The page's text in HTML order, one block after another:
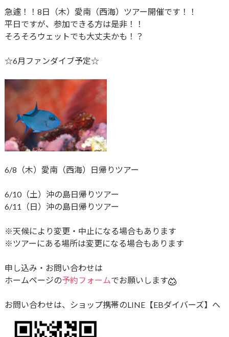
急遽！！8日（木）愛南（西海）ツアー開催です！！
平日ですが、参加できる方は是非！！
そろそろウェットでも大丈夫かも！？
☆6月ファンダイブ予定☆
6/8（木）愛南（西海）日帰りツアー
6/10（土）沖の島日帰りツアー
6/11（日）沖の島日帰りツアー
※天候により変更・中止になる場合もあります
※ツアーにある場所は変更になる場合もあります
申し込み・お問い合わせは
ホームページの予約フォームでお願いします
お問い合わせは、ショップ携帯のLINE【EBダイバーズ】へ